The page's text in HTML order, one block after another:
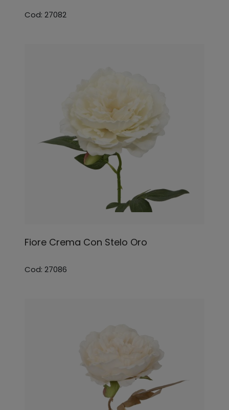
Cod: 27082
Fiore Crema Con Stelo Oro
Cod: 27086